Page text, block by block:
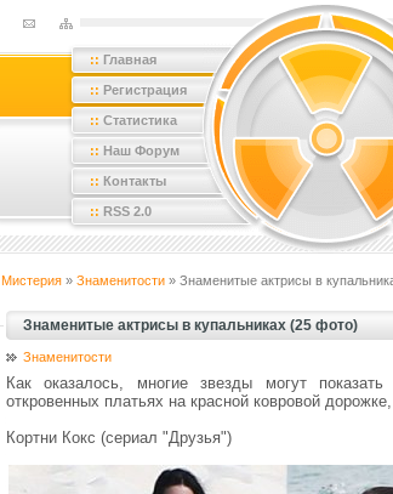
:: Главная
:: Регистрация
:: Статистика
:: Наш Форум
:: Контакты
:: RSS 2.0
Мистерия » Знаменитости » Знаменитые актрисы в
Знаменитые актрисы в купальниках (25 фото)
Знаменитости
Как оказалось, многие звезды могут
откровенных платьях на красной ковровой
Кортни Кокс (сериал "Друзья")